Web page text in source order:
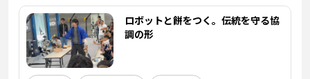
ロボットと餅をつく。伝統を守る協
調の形